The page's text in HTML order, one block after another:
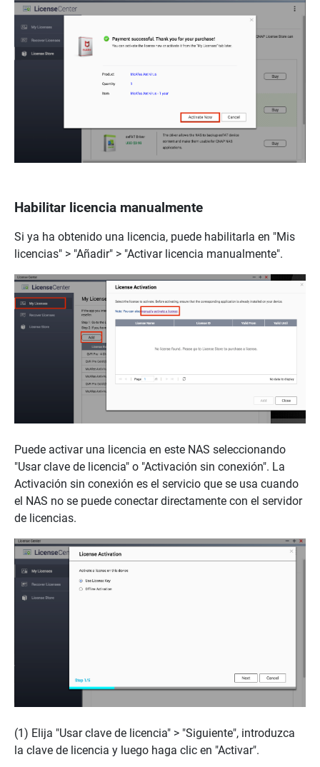
Habilitar licencia manualmente
Si ya ha obtenido una licencia, puede habilitarla en "Mis
licencias" > "Añadir" > "Activar licencia manualmente".
Puede activar una licencia en este NAS seleccionando
"Usar clave de licencia" o "Activación sin conexión". La
Activación sin conexión es el servicio que se usa cuando
el NAS no se puede conectar directamente con el servidor
de licencias.
(1) Elija "Usar clave de licencia" > "Siguiente", introduzca
la clave de licencia y luego haga clic en "Activar".